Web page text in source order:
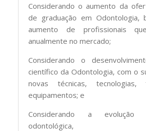
Considerando o aumento da
de graduação em Odontologia,
aumento de profissionais
anualmente no mercado;
Considerando o
científico da Odontologia, com o
novas técnicas, tecnologias,
equipamentos; e
Considerando a evolução
odontológica,